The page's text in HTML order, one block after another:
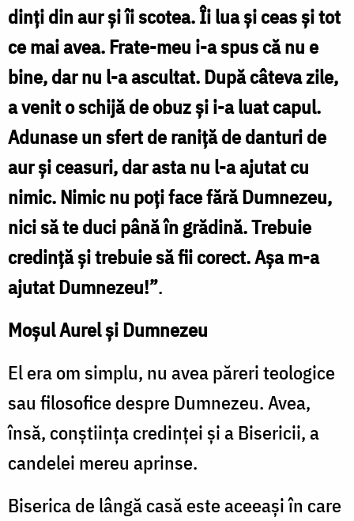
dinţi din aur şi îi scotea. Îi lua şi ceas şi tot
ce mai avea. Frate-meu i-a spus că nu e
bine, dar nu l-a ascultat. După câteva zile,
a venit o schijă de obuz şi i-a luat capul.
Adunase un sfert de raniţă de danturi de
aur şi ceasuri, dar asta nu l-a ajutat cu
nimic. Nimic nu poţi face fără Dumnezeu,
nici să te duci până în grădină. Trebuie
credinţă şi trebuie să fii corect. Aşa m-a
ajutat Dumnezeu!”.
Moșul Aurel și Dumnezeu
El era om simplu, nu avea păreri teologice
sau filosofice despre Dumnezeu. Avea,
însă, conștiința credinței și a Bisericii, a
candelei mereu aprinse.
Biserica de lângă casă este aceeaşi în care